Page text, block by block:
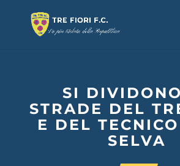
SI
STRADE DEL
E DEL
SELVA